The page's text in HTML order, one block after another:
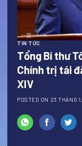
TIN TỨC
Tổng Bí thư
Chính trị tái
XIV
POSTED ON 23 THÁNG